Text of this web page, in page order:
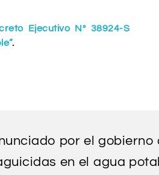
Ejecutivo N° 38924-S
.
por el
en el agua